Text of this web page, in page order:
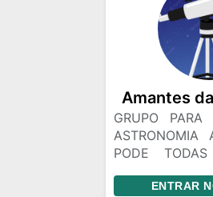
GRUPO
ASTRONOMIA
PODE
ENTRAR